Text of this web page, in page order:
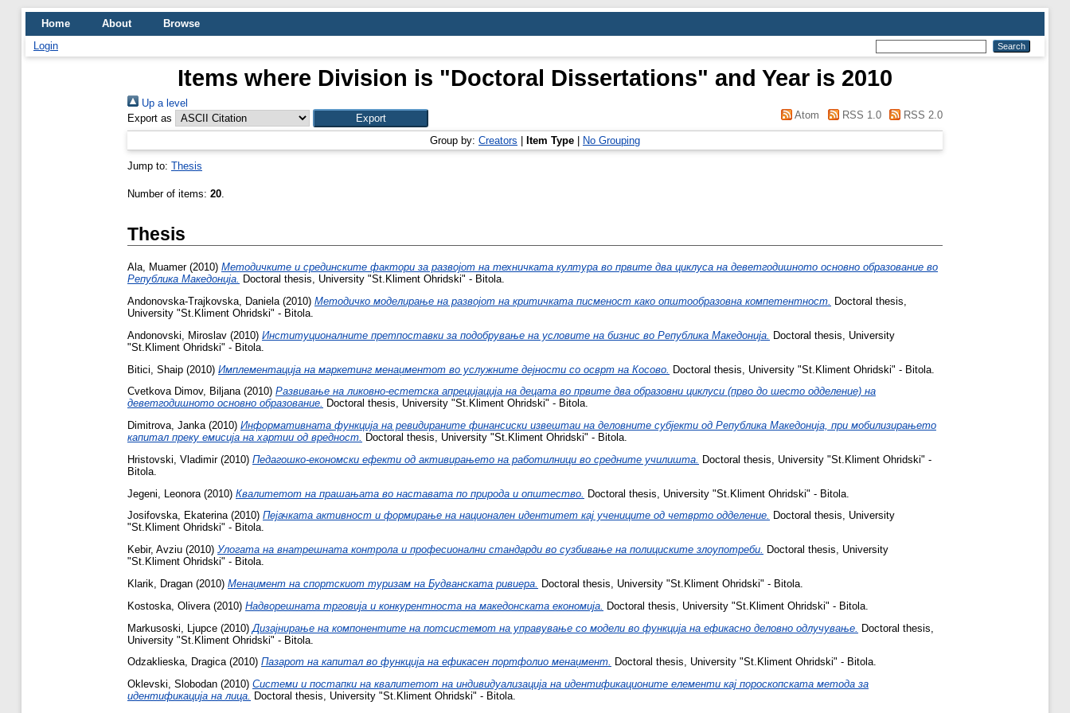
Home About
Browse
Login
Items where Division is "Doctoral Dissertations" and Year is 2010
Up a level
Export as
Atom RSS 1.0 RSS 2.0
Group by: Creators Item Type No Grouping
Jump to: Thesis
Number of items: 20.
Thesis
Ala, Muamer(2010) Методичките и срединските фактори за развојот на техничката култура во првите два циклуса на деветгодишното основно образование во
Република Македонија. Doctoral thesis, University "St.Kliment Ohridski" - Bitola.
Andonovska-Trajkovska, Daniela (2010) Методичко моделирање на развојот на критичката писменост како општообразовна компетентност.
Doctoral thesis,
University "St.Kliment Ohridski" - Bitola.
Andonovski, Miroslav (2010) Институционалните претпоставки за подобрување на условите на бизнис во Република Македонија. Doctoral thesis, University
"St.Kliment Ohridski" - Bitola.
Bitici, Shaip (2010) Имплементација на маркетинг менаџментот во услужните дејности со осврт на Косово. Doctoral thesis, University "St.Kliment Ohridski" - Bitola.
Cvetkova Dimov, Biljana(2010) Развивање на ликовно-естетска апрецијација на децата во првите два образовни циклуси (прво до шесто одделение) на
деветгодишното основно образование. Doctoral thesis, University "St.Kliment Ohridski" - Bitola.
Dimitrova, Janka(2010) Информативната функција на ревидираните финансиски извештаи на деловните субјекти од Република Македонија, при мобилизирањето
капитал преку емисија на хартии од вредност. Doctoral thesis, University "St.Kliment Ohridski" - Bitola.
Hristovski, Vladimir(2010) Педагошко-економски ефекти од активирањето на работилници во средните училишта.
Doctoral thesis, University "St.Kliment Ohridski" -
Bitola.
Jegeni, Leonora (2010) Квалитетот на прашањата во наставата по природа и општество. Doctoral thesis, University "St.Kliment Ohridski" - Bitola.
Josifovska, Ekaterina(2010) Пејачката активност и формирање на национален идентитет кај учениците од четврто одделение. Doctoral thesis, University
"St.Kliment Ohridski" - Bitola.
Kebir, Avziu (2010) Улогата на внатрешната контрола и професионални стандарди во сузбивање на полициските злоупотреби. Doctoral thesis, University
"St.Kliment Ohridski" - Bitola.
Klarik, Dragan (2010) Менаџмент на спортскиот туризам на Будванската ривиера. Doctoral thesis, University "St.Kliment Ohridski" - Bitola.
Kostoska, Olivera (2010) Надворешната трговија и конкурентноста на македонската економија.
Doctoral thesis, University "St.Kliment Ohridski" - Bitola.
Markusoski, Ljupce (2010) Дизајнирање на компонентите на потсистемот на управување со модели во функција на ефикасно деловно одлучување. Doctoral thesis,
University "St.Kliment Ohridski" - Bitola.
Odzaklieska, Dragica(2010) Пазарот на капитал во функција на ефикасен портфолио менаџмент. Doctoral thesis, University "St.Kliment Ohridski" - Bitola.
Oklevski, Slobodan (2010) Системи и постапки на квалитетот на индивидуализација на идентификационите елементи кај пороскопската метода за
идентификација на лица. Doctoral thesis, University "St.Kliment Ohridski" - Bitola.